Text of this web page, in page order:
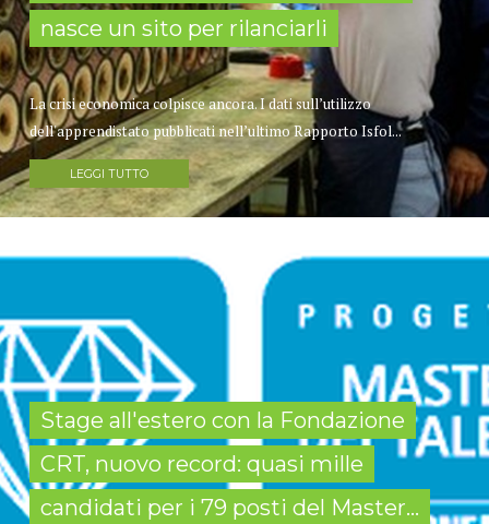
nasce un sito per rilanciarli
La crisi economica colpisce ancora. I dati sull’utilizzo
dell'apprendistato pubblicati nell’ultimo Rapporto Isfol...
LEGGI TUTTO
Stage all'estero con la Fondazione
CRT, nuovo record: quasi mille
candidati per i 79 posti del Master...